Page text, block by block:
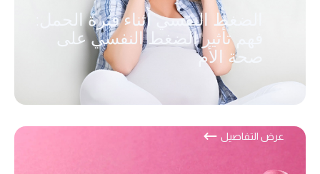
الضغط النفسي أثناء فترة الحمل:
فهم تأثير الضغط النفسي على
صحة الأم
عرض التفاصيل